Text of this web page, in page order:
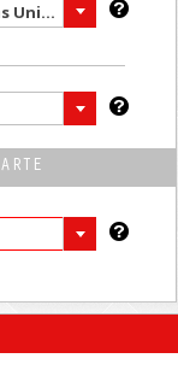
Recortados com Várias Unidades por Folha ( Mais vendido )